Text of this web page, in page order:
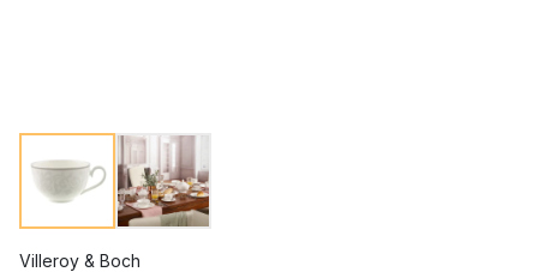
Villeroy & Boch